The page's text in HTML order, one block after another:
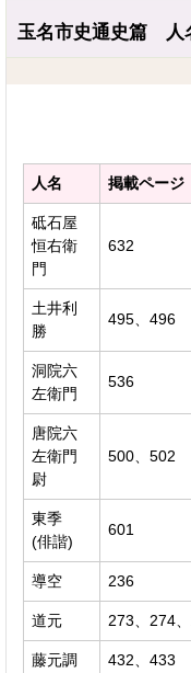
玉名市史通史篇 人
人名
掲載ページ
砥石屋
恒右衛
門
632
土井利
勝
495、496
洞院六
左衛門
536
唐院六
左衛門
尉
500、502
東季
(俳諧)
601
導空 236
道元 273、274
藤元調 432、433